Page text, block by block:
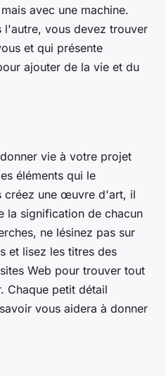
avec une machine.
l'autre, vous devez trouver
et qui présente
ajouter de la vie et du
vie à votre projet
éléments qui le
créez une œuvre d'art, il
la signification de chacun
ne lésinez pas sur
et lisez les titres des
Web pour trouver tout
Chaque petit détail
vous aidera à donner